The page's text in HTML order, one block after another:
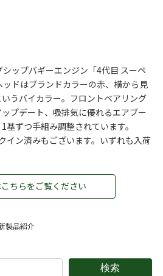
ップバギーエンジン「4代目 スーペ
ッドはブランドカラーの赤、横から見
うバイカラー。フロントベアリング
プデート、吸排気に優れるエアブー
基ずつ手組み調整されています。
イン済みもございます。いずれも入荷
ちらをご覧ください
製品紹介
検索